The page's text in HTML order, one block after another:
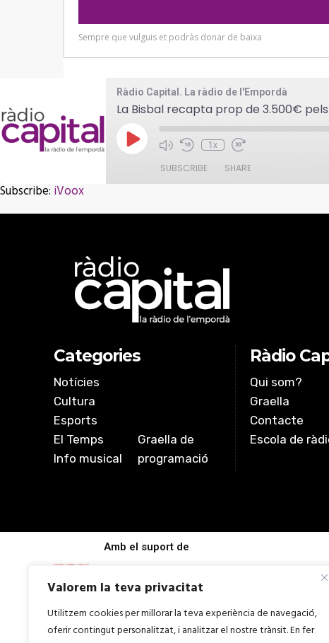
Valorem la teva privacitat
Utilitzem cookies per millorar la teva experiència de navegació,
oferir contingut personalitzat, i analitzar el nostre trànsit. En fer
Ràdio Capital. La ràdio de l'Empordà
La Bisbal recapta prop de 3.500€
Play
Episode
1x
SUBSCRIBE SHARE
iVoox
SHARE
Subscribe: iVoox
Categories
Notícies
Cultura
Esports
El Temps
Info musical
Graella de
programació
Ràdio
Qui som?
Graella
Contacte
Escola de
Amb el suport de